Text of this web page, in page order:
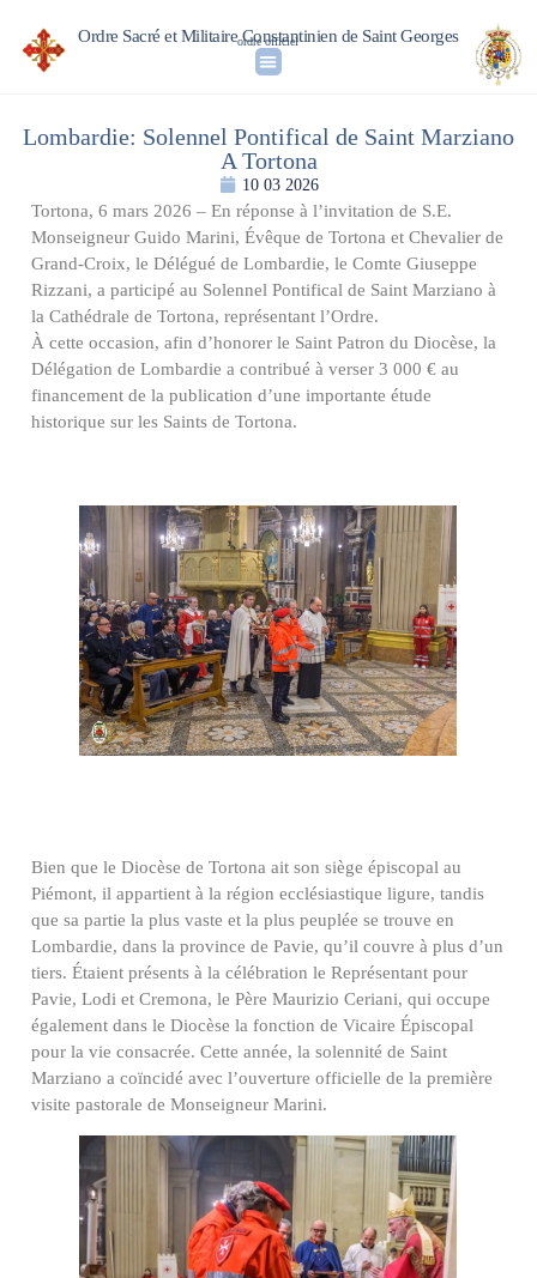
Ordre Sacré et Militaire Constantinien de Saint Georges
ordre officiel
Lombardie: Solennel Pontifical de Saint Marziano
A Tortona
10 03 2026
Tortona, 6 mars 2026 – En réponse à l’invitation de S.E.
Monseigneur Guido Marini, Évêque de Tortona et Chevalier de
Grand-Croix, le Délégué de Lombardie, le Comte Giuseppe
Rizzani, a participé au Solennel Pontifical de Saint Marziano à
la Cathédrale de Tortona, représentant l’Ordre.
À cette occasion, afin d’honorer le Saint Patron du Diocèse, la
Délégation de Lombardie a contribué à verser 3 000 € au
financement de la publication d’une importante étude
historique sur les Saints de Tortona.
Bien que le Diocèse de Tortona ait son siège épiscopal au
Piémont, il appartient à la région ecclésiastique ligure, tandis
que sa partie la plus vaste et la plus peuplée se trouve en
Lombardie, dans la province de Pavie, qu’il couvre à plus d’un
tiers. Étaient présents à la célébration le Représentant pour
Pavie, Lodi et Cremona, le Père Maurizio Ceriani, qui occupe
également dans le Diocèse la fonction de Vicaire Épiscopal
pour la vie consacrée. Cette année, la solennité de Saint
Marziano a coïncidé avec l’ouverture officielle de la première
visite pastorale de Monseigneur Marini.